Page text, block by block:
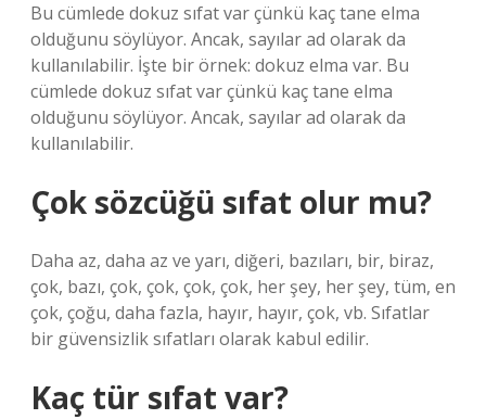
Bu cümlede dokuz sıfat var çünkü kaç tane elma
olduğunu söylüyor. Ancak, sayılar ad olarak da
kullanılabilir. İşte bir örnek: dokuz elma var. Bu
cümlede dokuz sıfat var çünkü kaç tane elma
olduğunu söylüyor. Ancak, sayılar ad olarak da
kullanılabilir.
Çok sözcüğü sıfat olur mu?
Daha az, daha az ve yarı, diğeri, bazıları, bir, biraz,
çok, bazı, çok, çok, çok, çok, her şey, her şey, tüm, en
çok, çoğu, daha fazla, hayır, hayır, çok, vb. Sıfatlar
bir güvensizlik sıfatları olarak kabul edilir.
Kaç tür sıfat var?